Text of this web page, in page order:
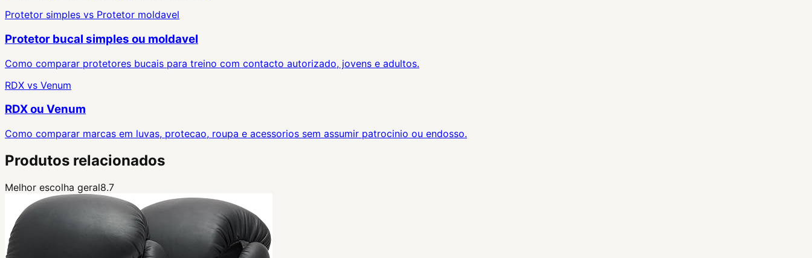
Protetor simples vs Protetor moldavel
Protetor bucal simples ou moldavel
Como comparar protetores bucais para treino com contacto autorizado, jovens e adultos.
RDX vs Venum
RDX ou Venum
Como comparar marcas em luvas, protecao, roupa e acessorios sem assumir patrocinio ou endosso.
Produtos relacionados
Melhor escolha geral8.7